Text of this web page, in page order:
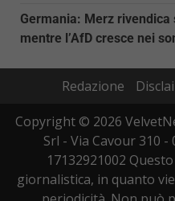
Germania: Merz
mentre l’AfD cresce nei
Redazione
Copyright © 2026
Srl - Via Cavour 310 -
17132921002
giornalistica, in quanto